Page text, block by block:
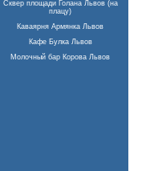
Сквер площади Голана Львов (на
плацу)
Каваярня Армянка Львов
Кафе Булка Львов
Молочный бар Корова Львов